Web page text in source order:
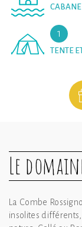
CABANE
1
TENTE
Le
La Combe
insolites